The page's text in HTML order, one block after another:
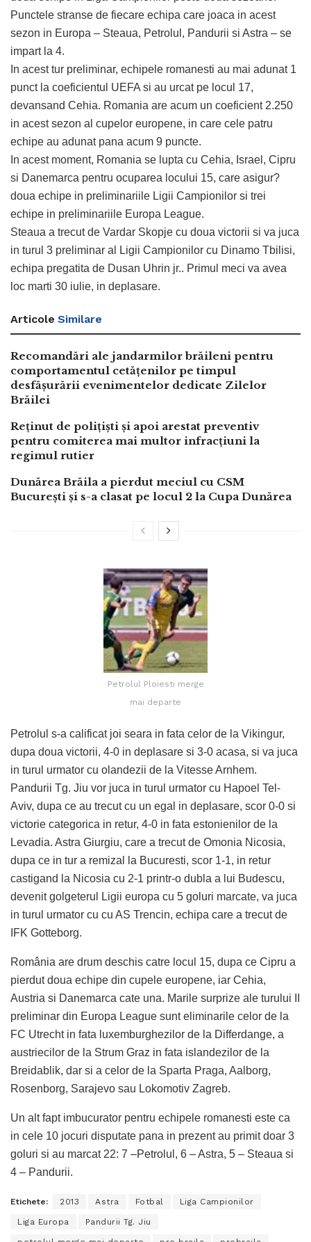
Punctele stranse de fiecare echipa care joaca in acest
sezon in Europa – Steaua, Petrolul, Pandurii si Astra – se
impart la 4.
In acest tur preliminar, echipele romanesti au mai adunat 1
punct la coeficientul UEFA si au urcat pe locul 17,
devansand Cehia. Romania are acum un coeficient 2.250
in acest sezon al cupelor europene, in care cele patru
echipe au adunat pana acum 9 puncte.
In acest moment, Romania se lupta cu Cehia, Israel, Cipru
si Danemarca pentru ocuparea locului 15, care asigur?
doua echipe in preliminariile Ligii Campionilor si trei
echipe in preliminariile Europa League.
Steaua a trecut de Vardar Skopje cu doua victorii si va juca
in turul 3 preliminar al Ligii Campionilor cu Dinamo Tbilisi,
echipa pregatita de Dusan Uhrin jr.. Primul meci va avea
loc marti 30 iulie, in deplasare.
Articole Similare
Recomandări ale jandarmilor brăileni pentru
comportamentul cetățenilor pe timpul
desfășurării evenimentelor dedicate Zilelor
Brăilei
Reținut de polițiști și apoi arestat preventiv
pentru comiterea mai multor infracțiuni la
regimul rutier
Dunărea Brăila a pierdut meciul cu CSM
București și s-a clasat pe locul 2 la Cupa Dunărea
Petrolul Ploiesti merge
mai departe
Petrolul s-a calificat joi seara in fata celor de la Vikingur,
dupa doua victorii, 4-0 in deplasare si 3-0 acasa, si va juca
in turul urmator cu olandezii de la Vitesse Arnhem.
Pandurii Tg. Jiu vor juca in turul urmator cu Hapoel Tel-
Aviv, dupa ce au trecut cu un egal in deplasare, scor 0-0 si
victorie categorica in retur, 4-0 in fata estonienilor de la
Levadia. Astra Giurgiu, care a trecut de Omonia Nicosia,
dupa ce in tur a remizal la Bucuresti, scor 1-1, in retur
castigand la Nicosia cu 2-1 printr-o dubla a lui Budescu,
devenit golgeterul Ligii europa cu 5 goluri marcate, va juca
in turul urmator cu cu AS Trencin, echipa care a trecut de
IFK Gotteborg.
România are drum deschis catre locul 15, dupa ce Cipru a
pierdut doua echipe din cupele europene, iar Cehia,
Austria si Danemarca cate una. Marile surprize ale turului II
preliminar din Europa League sunt eliminarile celor de la
FC Utrecht in fata luxemburghezilor de la Differdange, a
austriecilor de la Strum Graz in fata islandezilor de la
Breidablik, dar si a celor de la Sparta Praga, Aalborg,
Rosenborg, Sarajevo sau Lokomotiv Zagreb.
Un alt fapt imbucurator pentru echipele romanesti este ca
in cele 10 jocuri disputate pana in prezent au primit doar 3
goluri si au marcat 22: 7 –Petrolul, 6 – Astra, 5 – Steaua si
4 – Pandurii.
Etichete: 2013 Astra Fotbal Liga Campionilor
Liga Europa Pandurii Tg. Jiu